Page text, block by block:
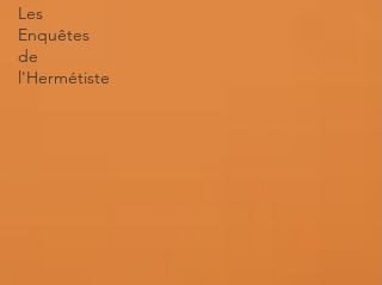
Les
Enquêtes
de
l'Hermétiste